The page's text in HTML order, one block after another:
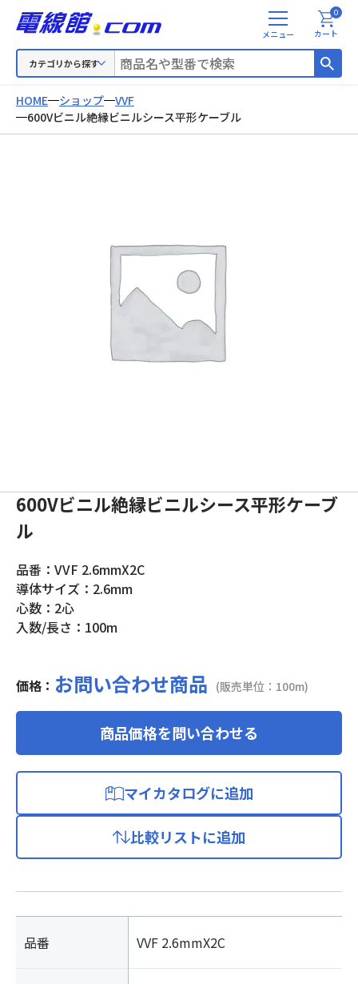
カテゴリから探す
メ
ニ
カート
0
HOME ショップ
VVF
600Vビニル絶縁ビニルシース平形ケーブル
600Vビニル絶縁ビニルシース平形ケーブ
ル
品番：VVF 2.6mmX2C
導体サイズ：2.6mm
心数：2心
入数/長さ：100m
価格： お問い合わせ商品 (販売単位：100m)
商品価格を問い合わせる
マイカタログに追加
比較リストに追加
品番 VVF 2.6mmX2C